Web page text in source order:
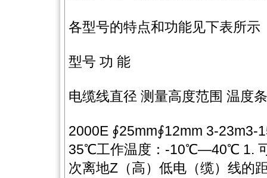
各型号的特点和功能见下表所示
型号 功 能
电缆线直径 测量高度范围 温度
2000E ∮25mm∮12mm 3-
35℃工作温度：-10℃—40℃ 1.
次离地Z（高）低电（缆）线的